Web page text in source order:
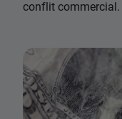
conflit commercial.